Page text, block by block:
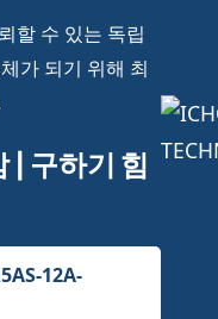
할 수 있는 독립
가 되기 위해 최
| 구하기 힘
12A-